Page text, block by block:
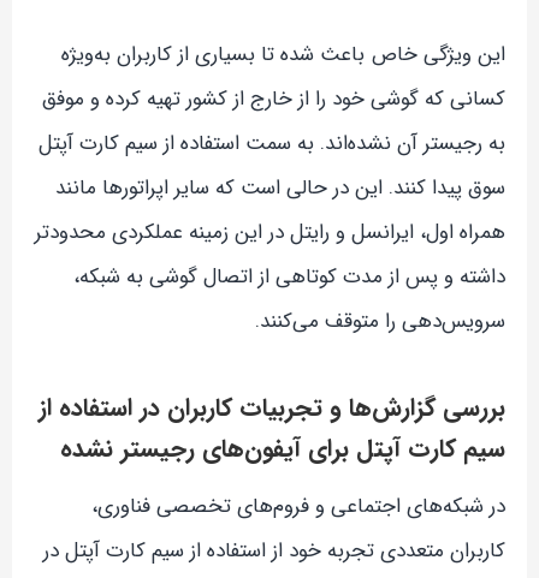
این ویژگی خاص باعث شده تا بسیاری از کاربران به‌ویژه
کسانی که گوشی خود را از خارج از کشور تهیه کرده و موفق
به رجیستر آن نشده‌اند. به سمت استفاده از سیم کارت آپتل
سوق پیدا کنند. این در حالی است که سایر اپراتورها مانند
همراه اول، ایرانسل و رایتل در این زمینه عملکردی محدودتر
داشته و پس از مدت کوتاهی از اتصال گوشی به شبکه،
سرویس‌دهی را متوقف می‌کنند.
بررسی گزارش‌ها و تجربیات کاربران در استفاده از
سیم کارت آپتل برای آیفون‌های رجیستر نشده
در شبکه‌های اجتماعی و فروم‌های تخصصی فناوری،
کاربران متعددی تجربه خود از استفاده از سیم کارت آپتل در